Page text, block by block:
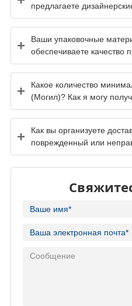
предлагаете
Ваши упаковочные
обеспечиваете качество
Какое количество
(Могил)? Как я могу
Как вы организуете
поврежденный или